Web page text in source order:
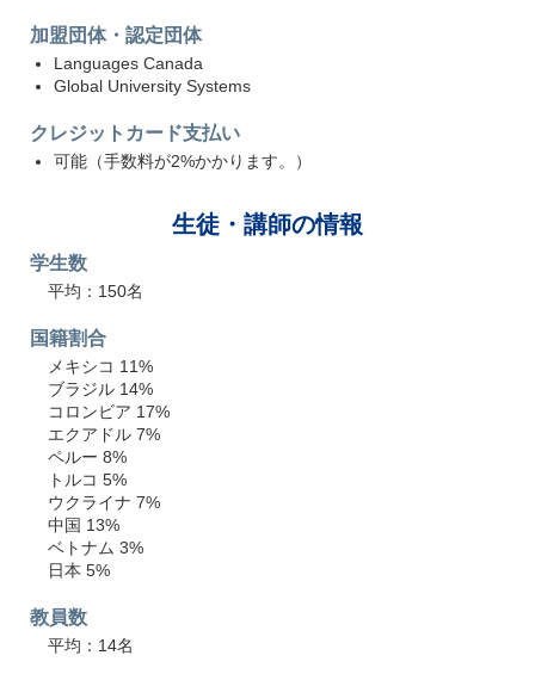
加盟団体・認定団体
Languages Canada
Global University Systems
クレジットカード支払い
可能（手数料が2%かかります。）
生徒・講師の情報
学生数
平均：150名
国籍割合
メキシコ 11%
ブラジル 14%
コロンビア 17%
エクアドル 7%
ペルー 8%
トルコ 5%
ウクライナ 7%
中国 13%
ベトナム 3%
日本 5%
教員数
平均：14名